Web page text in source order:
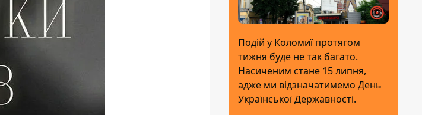
Подій у Коломиї протягом
тижня буде не так багато.
Насиченим стане 15 липня,
адже ми відзначатимемо День
Української Державності.